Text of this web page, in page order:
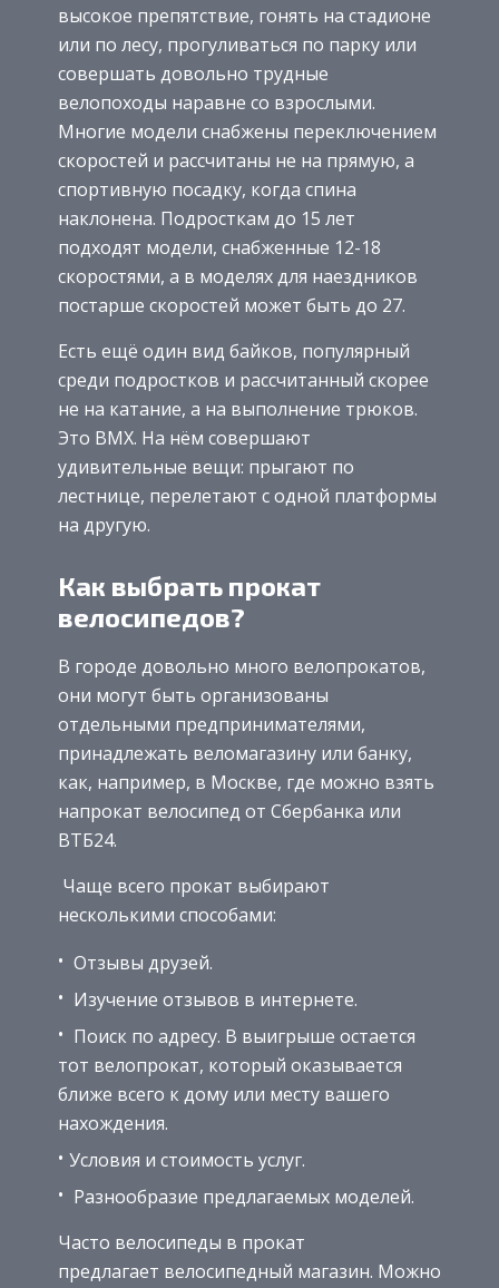
высокое препятствие, гонять на стадионе
или по лесу, прогуливаться по парку или
совершать довольно трудные
велопоходы наравне со взрослыми.
Многие модели снабжены переключением
скоростей и рассчитаны не на прямую, а
спортивную посадку, когда спина
наклонена. Подросткам до 15 лет
подходят модели, снабженные 12-18
скоростями, а в моделях для наездников
постарше скоростей может быть до 27.
Есть ещё один вид байков, популярный
среди подростков и рассчитанный скорее
не на катание, а на выполнение трюков.
Это ВМХ. На нём совершают
удивительные вещи: прыгают по
лестнице, перелетают с одной платформы
на другую.
Как выбрать прокат
велосипедов?
В городе довольно много велопрокатов,
они могут быть организованы
отдельными предпринимателями,
принадлежать веломагазину или банку,
как, например, в Москве, где можно взять
напрокат велосипед от Сбербанка или
ВТБ24.
Чаще всего прокат выбирают
несколькими способами:
Отзывы друзей.
Изучение отзывов в интернете.
Поиск по адресу. В выигрыше остается
тот велопрокат, который оказывается
ближе всего к дому или месту вашего
нахождения.
Условия и стоимость услуг.
Разнообразие предлагаемых моделей.
Часто велосипеды в прокат
предлагает велосипедный магазин. Можно